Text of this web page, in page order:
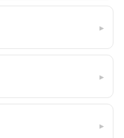
▸
▸
▸